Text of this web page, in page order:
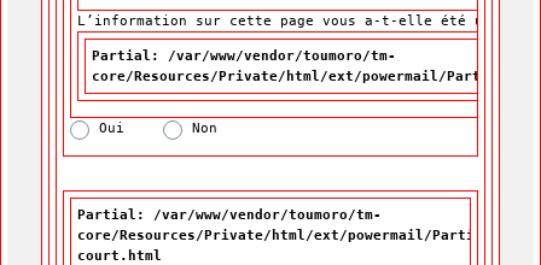
L’information sur cette page vous a-t-elle été utile?
L’information sur cette page vous a-t-elle été utile?
Partial: /var/www/vendor/toumoro/tm-
core/Resources/Private/html/ext/powermail/Partials/
Oui Non
Partial: /var/www/vendor/toumoro/tm-
core/Resources/Private/html/ext/powermail/Partials/
court.html